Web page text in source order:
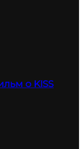
о KISS